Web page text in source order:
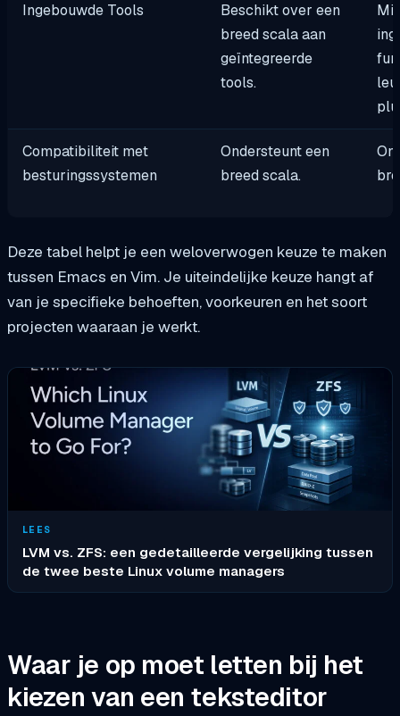
Ingebouwde Tools
Beschikt over een
breed scala aan
geïntegreerde
tools.
Compatibiliteit met
besturingssystemen
Ondersteunt een
breed scala.
Deze tabel helpt je een weloverwogen keuze te maken
tussen Emacs en Vim. Je uiteindelijke keuze hangt af
van je specifieke behoeften, voorkeuren en het soort
projecten waaraan je werkt.
LEES
LVM vs. ZFS: een gedetailleerde vergelijking tussen
de twee beste Linux volume managers
Waar je op moet letten bij het
kiezen van een teksteditor